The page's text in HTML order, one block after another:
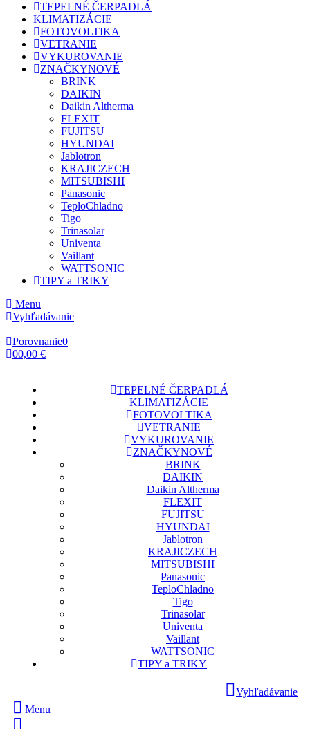
TEPELNÉ ČERPADLÁ
KLIMATIZÁCIE
FOTOVOLTIKA
VETRANIE
VYKUROVANIE
ZNAČKYNOVÉ
BRINK
DAIKIN
Daikin Altherma
FLEXIT
FUJITSU
HYUNDAI
Jablotron
KRAJICZECH
MITSUBISHI
Panasonic
TeploChladno
Tigo
Trinasolar
Univenta
Vaillant
WATTSONIC
TIPY a TRIKY
Menu
Vyhľadávanie
Porovnanie0
00,00 €
TEPELNÉ ČERPADLÁ
KLIMATIZÁCIE
FOTOVOLTIKA
VETRANIE
VYKUROVANIE
ZNAČKYNOVÉ
BRINK
DAIKIN
Daikin Altherma
FLEXIT
FUJITSU
HYUNDAI
Jablotron
KRAJICZECH
MITSUBISHI
Panasonic
TeploChladno
Tigo
Trinasolar
Univenta
Vaillant
WATTSONIC
TIPY a TRIKY
Vyhľadávanie
Menu